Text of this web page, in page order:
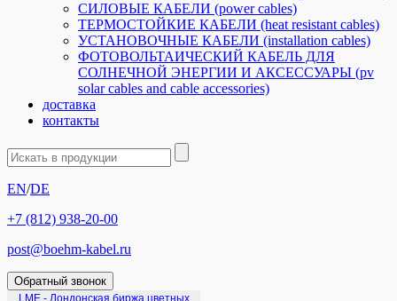
СИЛОВЫЕ КАБЕЛИ (power cables)
ТЕРМОСТОЙКИЕ КАБЕЛИ (heat resistant cables)
УСТАНОВОЧНЫЕ КАБЕЛИ (installation cables)
ФОТОВОЛЬТАИЧЕСКИЙ КАБЕЛЬ ДЛЯ
СОЛНЕЧНОЙ ЭНЕРГИИ И АКСЕССУАРЫ (pv
solar cables and cable accessories)
доставка
контакты
EN/DE
+7 (812) 938-20-00
post@boehm-kabel.ru
Обратный звонок
LME - Лондонская биржа цветных